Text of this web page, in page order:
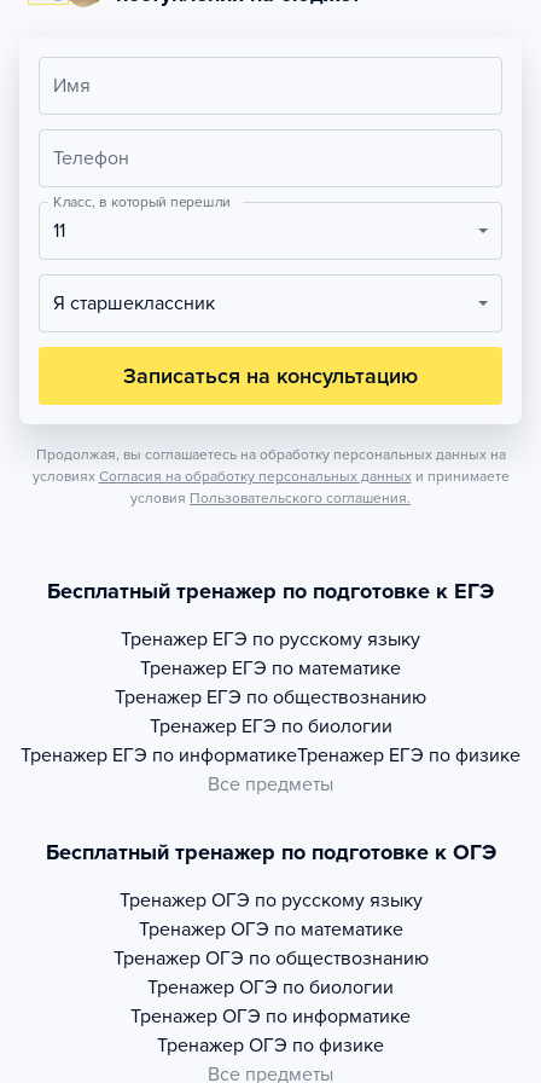
Имя
Телефон
Класс, в который перешли
11
Я старшеклассник
Записаться на консультацию
Продолжая, вы соглашаетесь на обработку персональных данных на
условиях Согласия на обработку персональных данных и принимаете
условия Пользовательского соглашения.
Бесплатный тренажер по подготовке к ЕГЭ
Тренажер ЕГЭ по русскому языку
Тренажер ЕГЭ по математике
Тренажер ЕГЭ по обществознанию
Тренажер ЕГЭ по биологии
Тренажер ЕГЭ по информатикеТренажер ЕГЭ по физике
Все предметы
Бесплатный тренажер по подготовке к ОГЭ
Тренажер ОГЭ по русскому языку
Тренажер ОГЭ по математике
Тренажер ОГЭ по обществознанию
Тренажер ОГЭ по биологии
Тренажер ОГЭ по информатике
Тренажер ОГЭ по физике
Все предметы